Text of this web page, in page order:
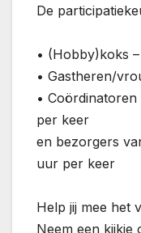
De
• (Hobby)koks
• Gastheren/
•
per keer
en bezorgers
uur per keer
Help jij mee het
Neem een kijkje